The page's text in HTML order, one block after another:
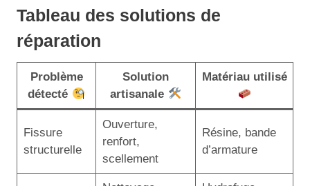
Tableau des solutions de
réparation
Problème
détecté
Solution
artisanale
Matériau utilisé
Fissure
structurelle
Ouverture,
renfort,
scellement
Résine, bande
d’armature